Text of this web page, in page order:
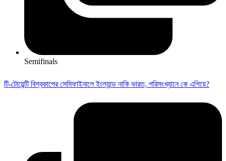
Semifinals
টি-টোয়েন্টি বিশ্বকাপের সেমিফাইনালে ইংল্যান্ড নাকি ভারত, পরিসংখ্যানে কে এগিয়ে?